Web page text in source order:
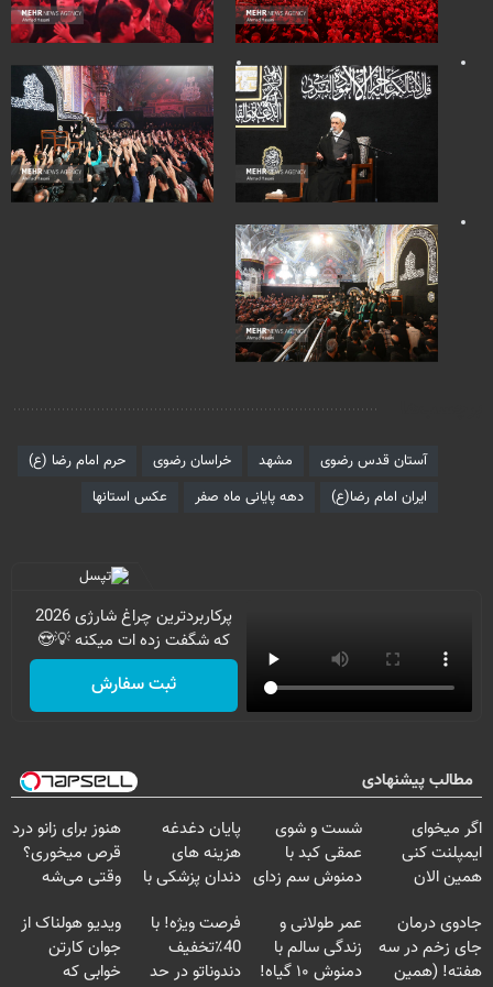
آستان قدس رضوی مشهد خراسان رضوی
حرم امام رضا (ع)
ایران امام رضا(ع)
دهه پایانی ماه صفر عکس استانها
پرکاربردترین چراغ شارژی 2026
که شگفت زده ات میکنه 💡😍
ثبت سفارش
مطالب پیشنهادی
اگر میخوای
ایمپلنت کنی
همین الان
۲۵ میلیون
تومان!!!
شست و شوی
عمقی کبد با
دمنوش سم زدای
پایان دغدغه
هزینه های
دندان پزشکی با
خانگی
هنوز برای زانو درد
قرص میخوری؟
وقتی می‌شه
درمانش کرد؟؟؟؟
جادوی درمان
جای زخم در سه
هفته! (همین
عمر طولانی و
زندگی سالم با
دمنوش ۱۰ گیاه!
فرصت ویژه! با
40٪تخفیف
دندوناتو در حد
ویدیو هولناک از
جوان کارتن
خوابی که